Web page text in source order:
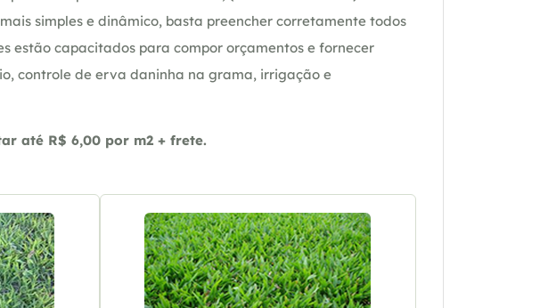
simples e dinâmico, basta preencher corretamente todos
estão capacitados para compor orçamentos e fornecer
controle de erva daninha na grama, irrigação e
até R$ 6,00 por m2 + frete.